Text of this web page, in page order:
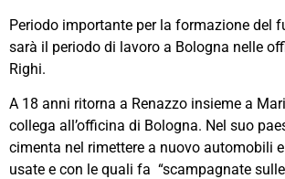
Periodo importante per la formazione del
sarà il periodo di lavoro a Bologna nelle
Righi.
A 18 anni ritorna a Renazzo insieme a
collega all’officina di Bologna. Nel suo
cimenta nel rimettere a nuovo automobili
usate e con le quali fa “scampagnate